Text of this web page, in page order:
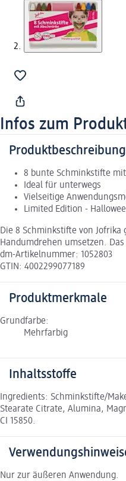
Infos zum
Produktbeschreibung
8 bunte Schminkstifte
Ideal für unterwegs
Vielseitige
Limited Edition -
Die 8 Schminkstifte von
Handumdrehen umsetzen.
dm-Artikelnummer: 1052803
GTIN: 4002299077189
Produktmerkmale
Grundfarbe:
Mehrfarbig
Inhaltsstoffe
Ingredients: Schminkstifte/
Stearate Citrate, Alumina,
CI 15850.
Nur zur äußeren Anwendung.